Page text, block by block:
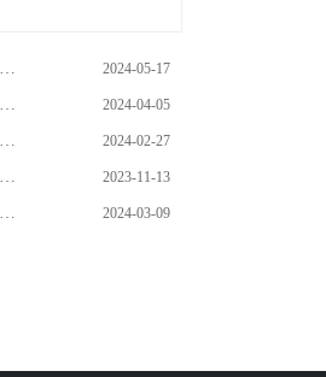
2024-05-17
2024-04-05
2024-02-27
2023-11-13
2024-03-09